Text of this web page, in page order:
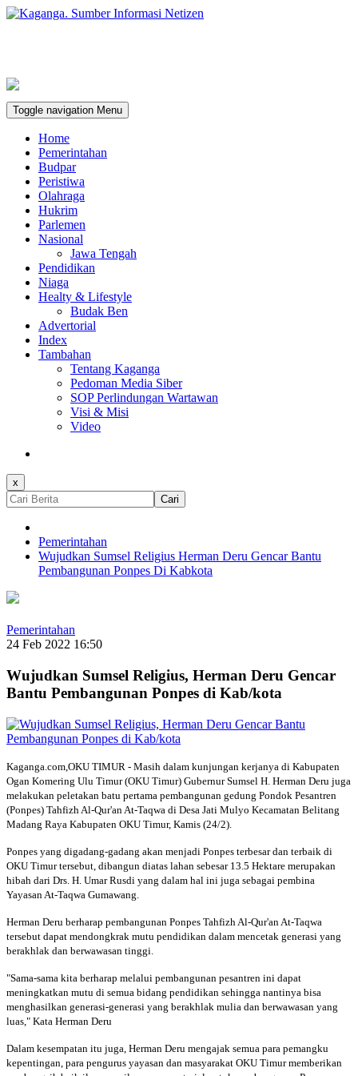
Toggle navigation Menu
Home
Pemerintahan
Budpar
Peristiwa
Olahraga
Hukrim
Parlemen
Nasional
Jawa Tengah
Pendidikan
Niaga
Healty & Lifestyle
Budak Ben
Advertorial
Index
Tambahan
Tentang Kaganga
Pedoman Media Siber
SOP Perlindungan Wartawan
Visi & Misi
Video
x
Cari
Pemerintahan
Wujudkan Sumsel Religius Herman Deru Gencar Bantu
Pembangunan Ponpes Di Kabkota
Pemerintahan
24 Feb 2022 16:50
Wujudkan Sumsel Religius, Herman Deru Gencar
Bantu Pembangunan Ponpes di Kab/kota
Kaganga.com,OKU TIMUR - Masih dalam kunjungan kerjanya di Kabupaten
Ogan Komering Ulu Timur (OKU Timur) Gubernur Sumsel H. Herman Deru juga
melakukan peletakan batu pertama pembangunan gedung Pondok Pesantren
(Ponpes) Tahfizh Al-Qur'an At-Taqwa di Desa Jati Mulyo Kecamatan Belitang
Madang Raya Kabupaten OKU Timur, Kamis (24/2).
Ponpes yang digadang-gadang akan menjadi Ponpes terbesar dan terbaik di
OKU Timur tersebut, dibangun diatas lahan sebesar 13.5 Hektare merupakan
hibah dari Drs. H. Umar Rusdi yang dalam hal ini juga sebagai pembina
Yayasan At-Taqwa Gumawang.
Herman Deru berharap pembangunan Ponpes Tahfizh Al-Qur'an At-Taqwa
tersebut dapat mendongkrak mutu pendidikan dalam mencetak generasi yang
berakhlak dan berwawasan tinggi.
"Sama-sama kita berharap melalui pembangunan pesantren ini dapat
meningkatkan mutu di semua bidang pendidikan sehingga nantinya bisa
menghasilkan generasi-generasi yang berakhlak mulia dan berwawasan yang
luas," Kata Herman Deru
Dalam kesempatan itu juga, Herman Deru mengajak semua para pemangku
kepentingan, para pengurus yayasan dan masyarakat OKU Timur memberikan